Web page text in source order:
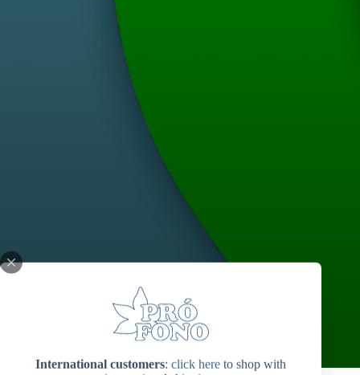
International customers: click here to shop with